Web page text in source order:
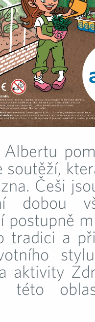
soutěží,
Češi
dobou
postupně
a
aktivity